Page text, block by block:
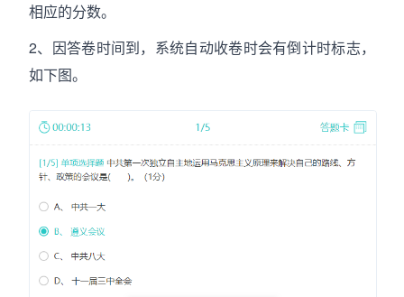
相应的分数。
2、因答卷时间到，系统自动收卷时会有倒计时标志，
如下图。